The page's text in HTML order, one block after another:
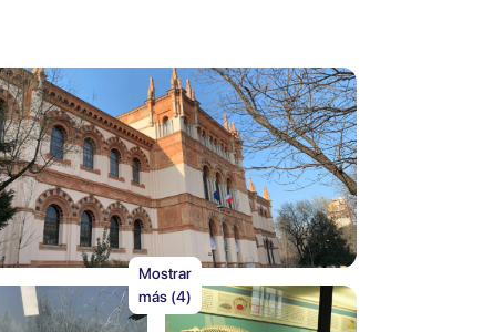
Mostrar
más (4)